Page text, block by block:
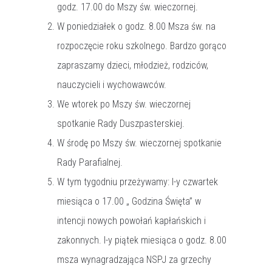
godz. 17.00 do Mszy św. wieczornej.
W poniedziałek o godz. 8.00 Msza św. na
rozpoczęcie roku szkolnego. Bardzo gorąco
zapraszamy dzieci, młodzież, rodziców,
nauczycieli i wychowawców.
We wtorek po Mszy św. wieczornej
spotkanie Rady Duszpasterskiej.
W środę po Mszy św. wieczornej spotkanie
Rady Parafialnej.
W tym tygodniu przeżywamy: I-y czwartek
miesiąca o 17.00 „ Godzina Święta” w
intencji nowych powołań kapłańskich i
zakonnych. I-y piątek miesiąca o godz. 8.00
msza wynagradzająca NSPJ za grzechy